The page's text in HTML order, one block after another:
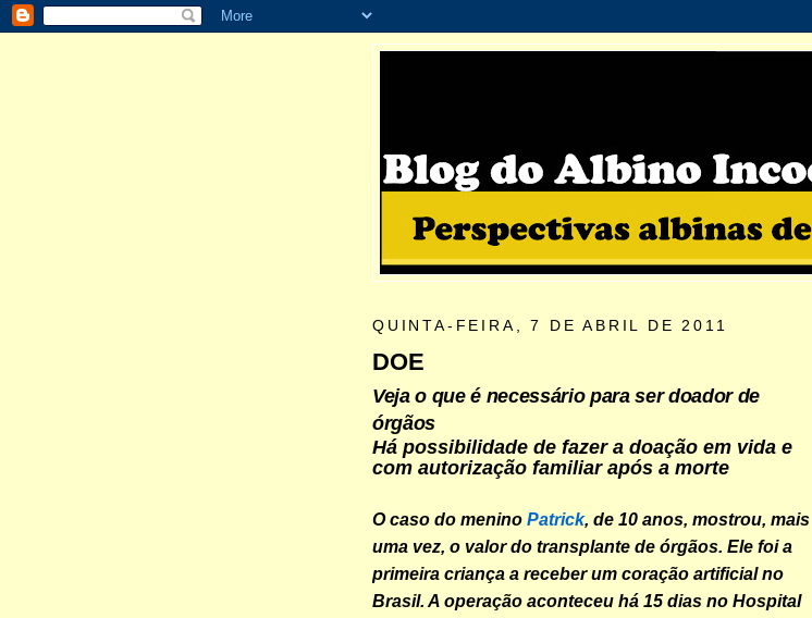
QUINTA-FEIRA, 7 DE ABRIL DE 2011
DOE
Veja o que é necessário para ser doador de
órgãos
Há possibilidade de fazer a doação em vida e
com autorização familiar após a morte
O caso do menino Patrick, de 10 anos, mostrou, mais
uma vez, o valor do transplante de órgãos. Ele foi a
primeira criança a receber um coração artificial no
Brasil. A operação aconteceu há 15 dias no Hospital